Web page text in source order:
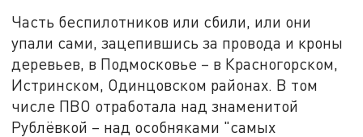
Часть беспилотников или сбили, или они
упали сами, зацепившись за провода и кроны
деревьев, в Подмосковье – в Красногорском,
Истринском, Одинцовском районах. В том
числе ПВО отработала над знаменитой
Рублёвкой – над особняками "самых